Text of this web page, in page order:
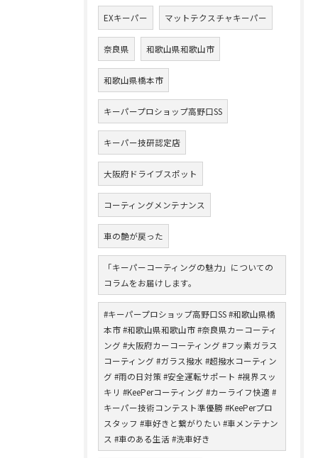
EXキーパー マットテクスチャキーパー
奈良県 和歌山県和歌山市
和歌山県橋本市
キーパープロショップ高野口SS
キーパー技研認定店
大阪府ドライブスポット
コーティングメンテナンス
車の艶が戻った
「キーパーコーティングの魅力」についての
コラムをお届けします。
#キーパープロショップ高野口SS #和歌山県橋
本市 #和歌山県和歌山市 #奈良県カーコーティ
ング #大阪府カーコーティング #フッ素ガラス
コーティング #ガラス撥水 #超撥水コーティン
グ #雨の日対策 #安全運転サポート #視界スッ
キリ #KeePerコーティング #カーライフ快適 #
キーパー技術コンテスト準優勝 #KeePerプロ
スタッフ #車好きと繋がりたい #車メンテナン
ス #車のある生活 #洗車好き